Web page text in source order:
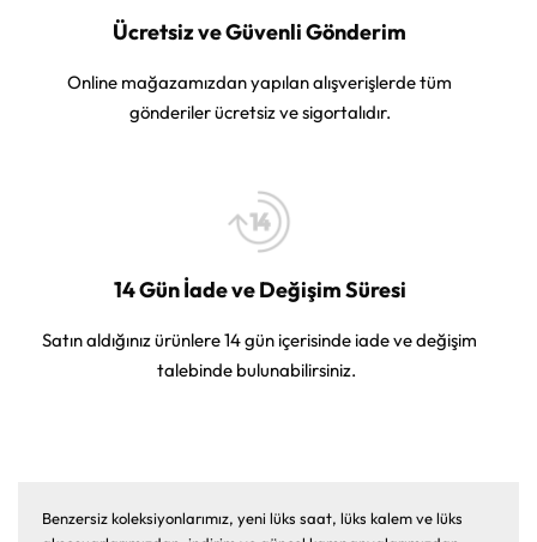
Ücretsiz ve Güvenli Gönderim
Online mağazamızdan yapılan alışverişlerde tüm
gönderiler ücretsiz ve sigortalıdır.
14 Gün İade ve Değişim Süresi
Satın aldığınız ürünlere 14 gün içerisinde iade ve değişim
talebinde bulunabilirsiniz.
Benzersiz koleksiyonlarımız, yeni lüks saat, lüks kalem ve lüks